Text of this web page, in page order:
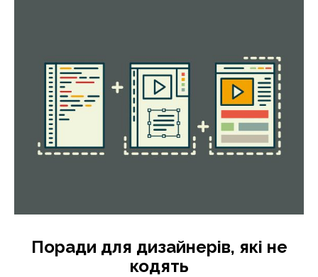
Поради для дизайнерів, які не
кодять